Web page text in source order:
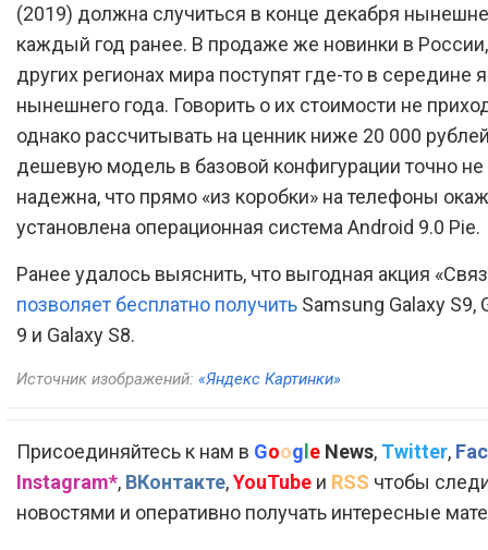
(2019) должна случиться в конце декабря
каждый год ранее. В продаже же новинки в
других регионах мира поступят где-то в середине
нынешнего года. Говорить о их стоимости не
однако рассчитывать на ценник ниже 20 000
дешевую модель в базовой конфигурации точно не
надежна, что прямо «из коробки» на телефоны
установлена операционная система Android 9.0 Pie.
Ранее удалось выяснить, что выгодная акция
позволяет бесплатно получить Samsung Galaxy S9,
9 и Galaxy S8.
Источник изображений: «Яндекс Картинки»
Присоединяйтесь к нам в Google News, Twitter,
Instagram*, ВКонтакте,YouTube и RSS чтобы
новостями и оперативно получать интересные